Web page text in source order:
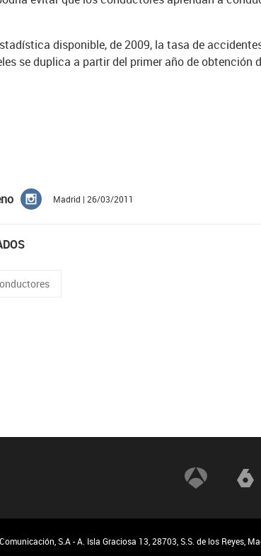
disponible, de 2009, la tasa de
se duplica a partir del primer año de obtención
Madrid | 26/03/2011
S.A - A. Isla Graciosa 13, 28703, S.S. de los Reyes,